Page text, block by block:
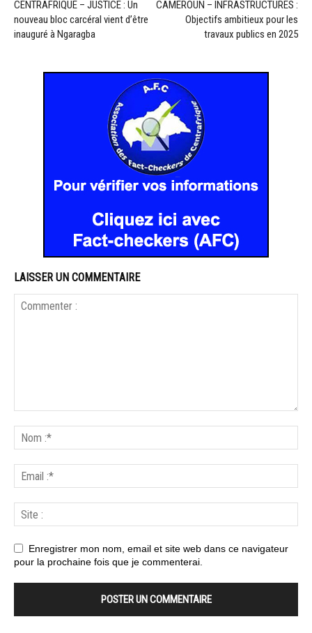
CENTRAFRIQUE – JUSTICE : Un
nouveau bloc carcéral vient d’être
inauguré à Ngaragba
CAMEROUN – INFRASTRUCTURES :
Objectifs ambitieux pour les
travaux publics en 2025
LAISSER UN COMMENTAIRE
Enregistrer mon nom, email et site web dans ce navigateur
pour la prochaine fois que je commenterai.